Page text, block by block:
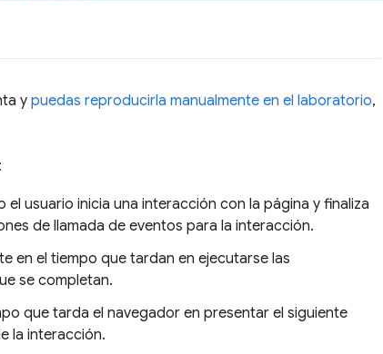
y puedas reproducirla manualmente en el laboratorio,
el usuario inicia una interacción con la página y finaliza
de llamada de eventos para la interacción.
en el tiempo que tardan en ejecutarse las
se completan.
que tarda el navegador en presentar el siguiente
la interacción.